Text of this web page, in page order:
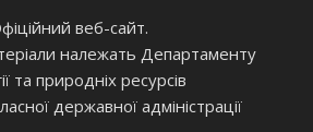
веб-сайт.
належать Департаменту
та природніх ресурсів
державної адміністрації